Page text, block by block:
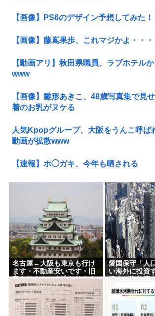
【画像】PS6のデザイン予想してみた！
【画像】藤嶌果歩、これマジかよ・・・
【動画アリ】秋田県職員、ラブホテル
www
【画像】雛形あきこ、48歳写真集で見
着のお乳がヌケる
人気Kpopグループ、大阪をうんこ呼ば
動画が拡散www
【速報】ホ◯ガキ、今年も晒される
名古屋←大阪も東京も行け
ます・不動産安いです・旧
帝あります・空港あります
不人気な理由
愛国保守「人
い海外に投資
資本が海外流
GDPも上がら